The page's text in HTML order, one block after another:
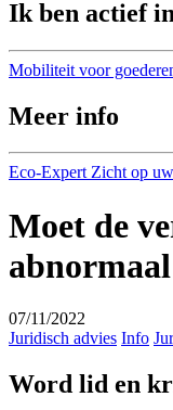
Ik ben actief in
Mobiliteit voor
Meer info
Eco-Expert Zicht op
Moet de
07/11/2022
Juridisch advies Info
Word lid en